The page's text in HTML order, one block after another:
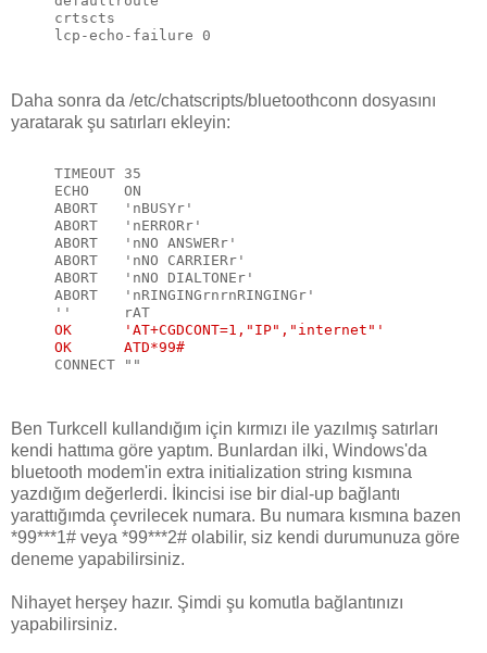
crtscts
Daha sonra da /etc/chatscripts/bluetoothconn dosyasını
yaratarak şu satırları ekleyin:
TIMEOUT 35
ECHO    ON
ABORT   'nBUSYr'
ABORT   'nERRORr'
ABORT   'nNO ANSWERr'
ABORT   'nNO CARRIERr'
ABORT   'nNO DIALTONEr'
ABORT   'nRINGINGrnrnRINGINGr'
OK      'AT+CGDCONT=1,"IP","internet"'
OK      ATD*99#
Ben Turkcell kullandığım için kırmızı ile yazılmış satırları
kendi hattıma göre yaptım. Bunlardan ilki, Windows'da
bluetooth modem'in extra initialization string kısmına
yazdığım değerlerdi. İkincisi ise bir dial-up bağlantı
yarattığımda çevrilecek numara. Bu numara kısmına bazen
*99***1# veya *99***2# olabilir, siz kendi durumunuza göre
deneme yapabilirsiniz.
Nihayet herşey hazır. Şimdi şu komutla bağlantınızı
yapabilirsiniz.